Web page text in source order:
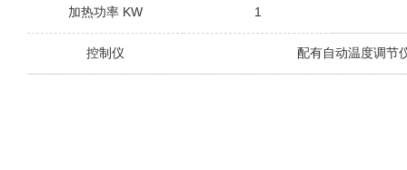
加热功率 KW 1
控制仪 配有自动温度调节